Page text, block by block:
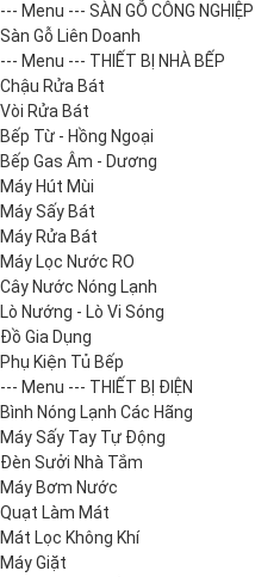
--- Menu --- SÀN GỖ CÔNG NGHIỆP
Sàn Gỗ Liên Doanh
--- Menu --- THIẾT BỊ NHÀ BẾP
Chậu Rửa Bát
Vòi Rửa Bát
Bếp Từ - Hồng Ngoại
Bếp Gas Âm - Dương
Máy Hút Mùi
Máy Sấy Bát
Máy Rửa Bát
Máy Lọc Nước RO
Cây Nước Nóng Lạnh
Lò Nướng - Lò Vi Sóng
Đồ Gia Dụng
Phụ Kiện Tủ Bếp
--- Menu --- THIẾT BỊ ĐIỆN
Bình Nóng Lạnh Các Hãng
Máy Sấy Tay Tự Động
Đèn Sưởi Nhà Tắm
Máy Bơm Nước
Quạt Làm Mát
Mát Lọc Không Khí
Máy Giặt